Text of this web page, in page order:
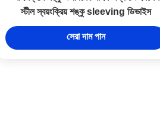
স্টীল স্বয়ংক্রিয় শঙ্কু sleeving ডিভাইস
সেরা দাম পান